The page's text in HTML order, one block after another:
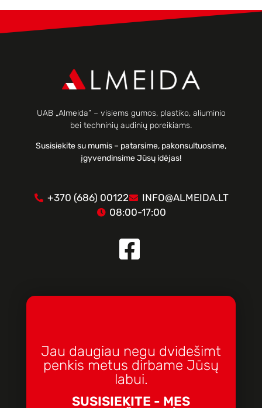
UAB „Almeida“ – visiems gumos, plastiko, aliuminio
bei techninių audinių poreikiams.
Susisiekite su mumis – patarsime, pakonsultuosime,
įgyvendinsime Jūsų idėjas!
+370 (686) 00122
INFO@ALMEIDA.LT
08:00-17:00
Jau daugiau negu dvidešimt
penkis metus dirbame Jūsų
labui.
SUSISIEKITE - MES